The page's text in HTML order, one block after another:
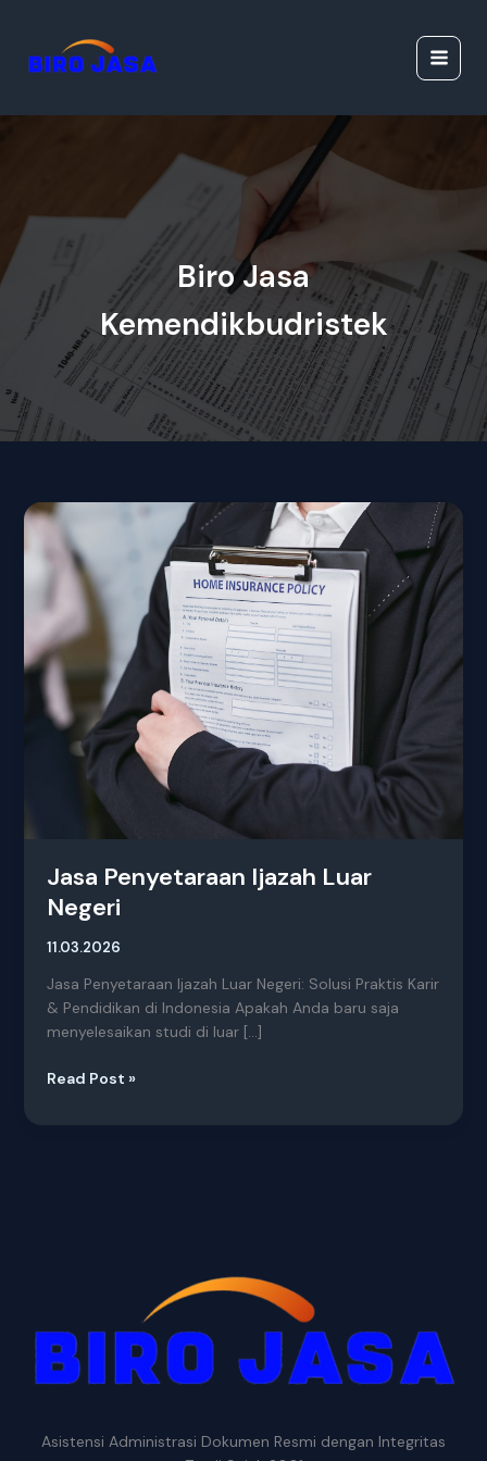
konten
Biro Jasa
Kemendikbudristek
Jasa Penyetaraan Ijazah Luar
Negeri
11.03.2026
Jasa Penyetaraan Ijazah Luar Negeri: Solusi Praktis Karir
& Pendidikan di Indonesia Apakah Anda baru saja
menyelesaikan studi di luar […]
Jasa
Penyetaraan
Ijazah
Luar
Negeri
Read Post »
Asistensi Administrasi Dokumen Resmi dengan Integritas